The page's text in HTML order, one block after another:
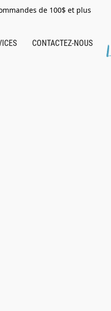
de 100$ et plus
CONTACTEZ-NOUS